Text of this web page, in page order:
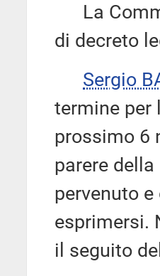
La
di decreto
Sergio
termine per
prossimo 6
parere
pervenuto
esprimersi.
il seguito